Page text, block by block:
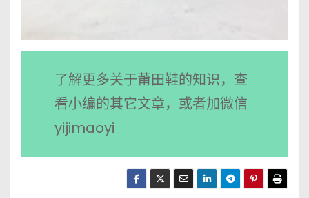
了解更多关于莆田鞋的知识，查
看小编的其它文章，或者加微信
yijimaoyi